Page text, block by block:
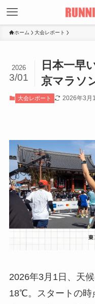
ホーム 大会レポート
日本一早
京マラソ
2026
3/01
大会レポート 2026年3月
2026年3月1日、天
18℃。スタートの時